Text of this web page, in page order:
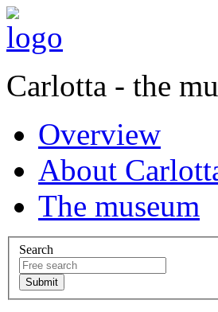
Carlotta - the
Overview
About
The museum
Search